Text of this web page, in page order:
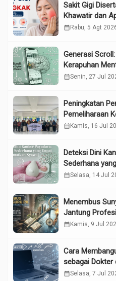
Sakit Gigi
Khawatir dan
calendar_month Rabu, 5 Agt
Generasi
Kerapuhan
calendar_monthSenin, 27 Jul
Peningkatan
Pemeliharaan
Lansia melalui
calendar_month Kamis, 16 Jul
Deteksi Dini
Sederhana
Nyawa
calendar_monthSelasa, 14 Jul
Menembus
Jantung
calendar_month Kamis, 9 Jul
Cara
sebagai Dokter
calendar_monthSelasa, 7 Jul